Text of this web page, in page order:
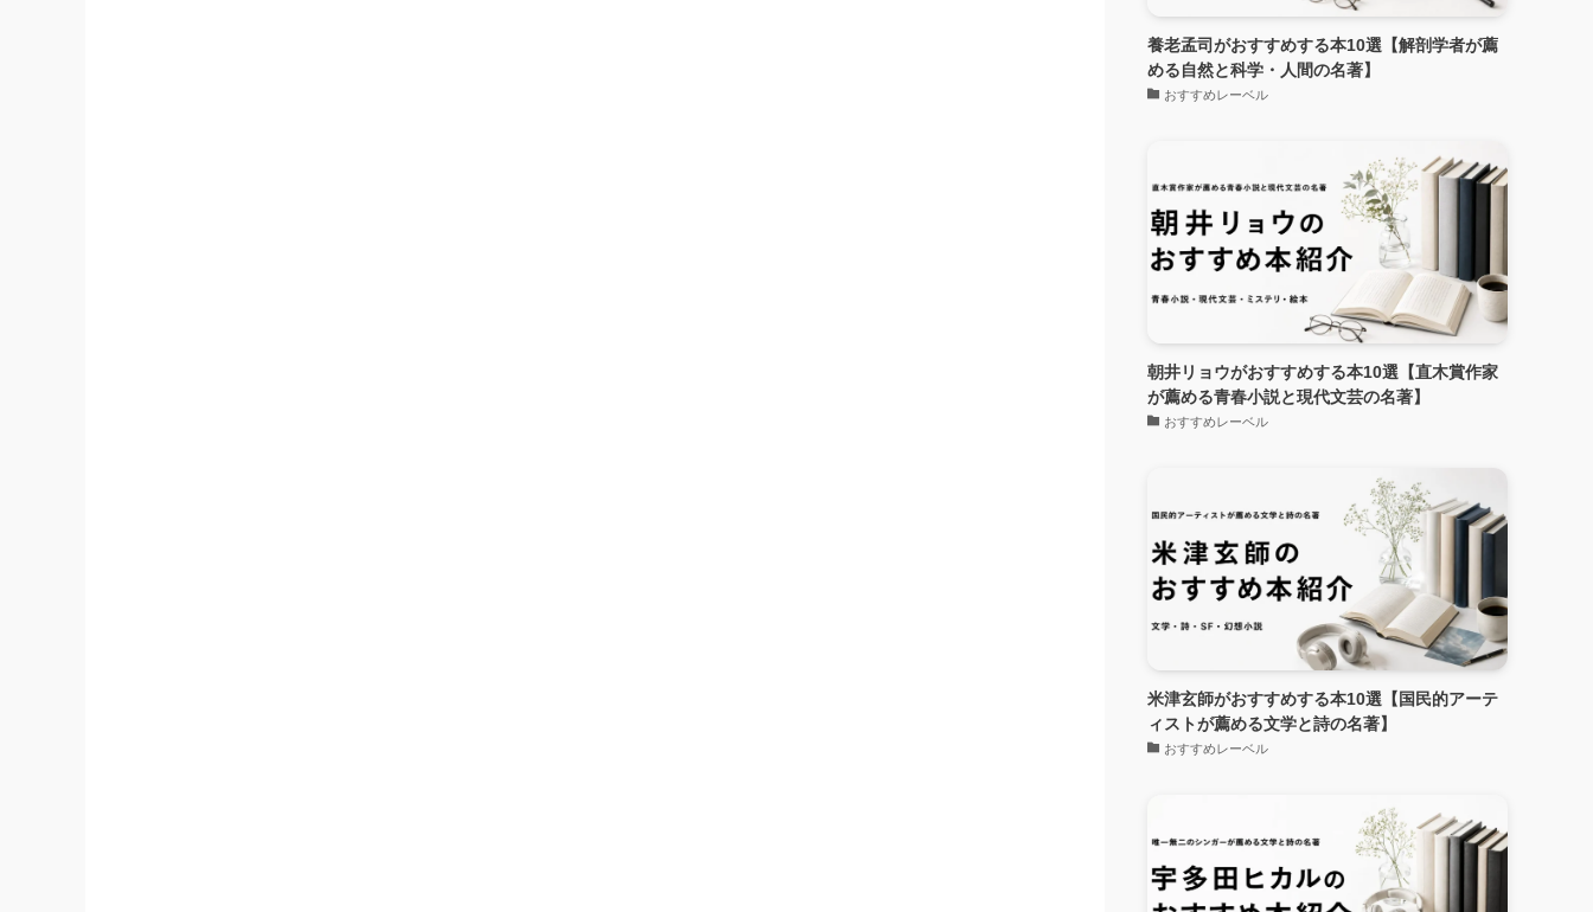
養老孟司がおすすめする本10選【解剖学者が薦
める自然と科学・人間の名著】
おすすめレーベル
朝井リョウがおすすめする本10選【直木賞作家
が薦める青春小説と現代文芸の名著】
おすすめレーベル
米津玄師がおすすめする本10選【国民的アーテ
ィストが薦める文学と詩の名著】
おすすめレーベル